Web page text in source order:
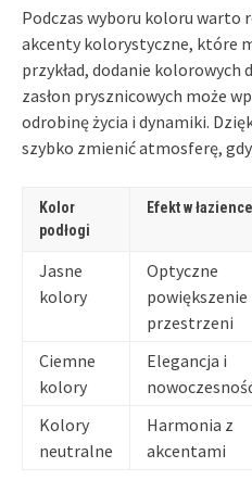
Podczas wyboru koloru warto
akcenty kolorystyczne, które
przykład, dodanie kolorowych
zasłon prysznicowych może
odrobinę życia i dynamiki.
szybko zmienić atmosferę,
Kolor
podłogi
Efekt w łazience
Jasne
kolory
Optyczne
powiększenie
przestrzeni
Ciemne
kolory
Elegancja i
Kolory
neutralne
Harmonia z
akcentami